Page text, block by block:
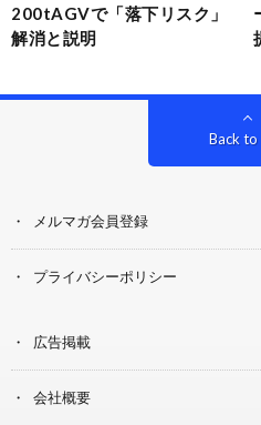
200tAGVで「落下リスク」
解消と説明
Back to
メルマガ会員登録
プライバシーポリシー
広告掲載
会社概要